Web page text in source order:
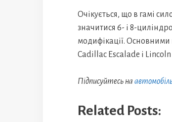
Очікується, що в гамі
значитися 6- і 8-
модифікації. Основними
Cadillac Escalade і
Підписуйтесь на
Related Posts: